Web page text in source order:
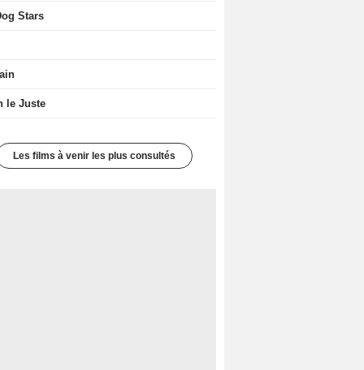
Stars
le Juste
Les films à venir les plus consultés